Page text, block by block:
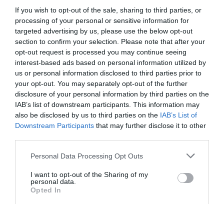
If you wish to opt-out of the sale, sharing to third parties, or
processing of your personal or sensitive information for
targeted advertising by us, please use the below opt-out
section to confirm your selection. Please note that after your
opt-out request is processed you may continue seeing
interest-based ads based on personal information utilized by
us or personal information disclosed to third parties prior to
your opt-out. You may separately opt-out of the further
disclosure of your personal information by third parties on the
IAB’s list of downstream participants. This information may
also be disclosed by us to third parties on the IAB’s List of
Downstream Participants that may further disclose it to other
Personal Data Processing Opt Outs
I want to opt-out of the Sharing of my
personal data.
Opted In